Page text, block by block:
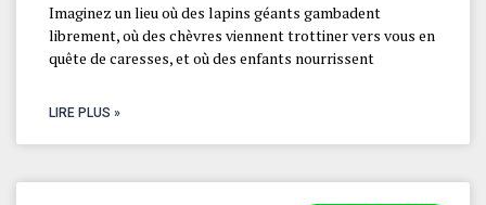
Imaginez un lieu où des lapins géants gambadent
librement, où des chèvres viennent trottiner vers vous en
quête de caresses, et où des enfants nourrissent
LIRE PLUS »